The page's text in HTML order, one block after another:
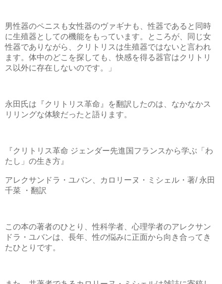
男性器のペニスも女性器のヴァギナも、性器であると同時
に生殖器としての機能をもっています。ところが、同じ女
性器でありながら、クリトリスは生殖器ではないと言われ
ます。体中のどこを探しても、快感を得る器官はクリトリ
ス以外に存在しないのです。」
永田氏は『クリトリス革命』を翻訳したのは、なかなかス
リリングな体験だったと語ります。
『クリトリス革命 ジェンダー先進国フランスから学ぶ「わ
たし」の生き方』
アレクサンドラ・ユバン、カロリーヌ・ミシェル・著/ 永田
千菜 ・翻訳
この本の著者のひとり、性科学者、心理学者のアレクサン
ドラ・ユバンは、長年、性の悩みに正面から向き合ってき
たひとりです。